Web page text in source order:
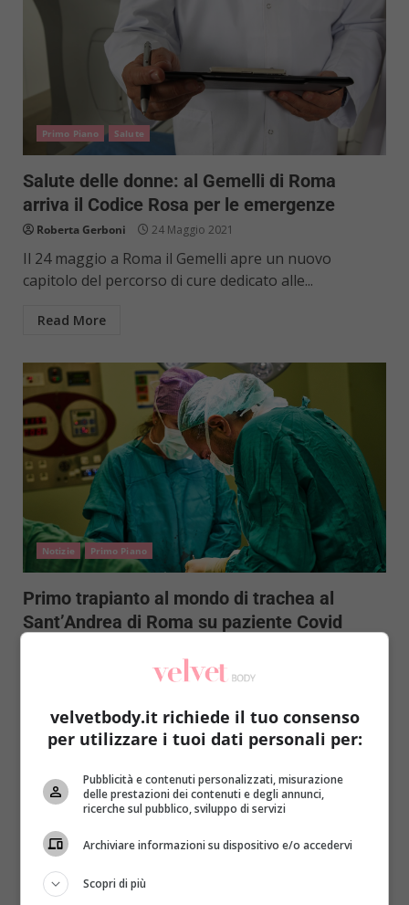
Primo Piano Salute
Salute delle donne: al Gemelli di Roma
arriva il Codice Rosa per le emergenze
Roberta Gerboni 24 Maggio 2021
Il 24 maggio a Roma il Gemelli apre un nuovo
capitolo del percorso di cure dedicato alle...
Read More
Notizie Primo Piano
Primo trapianto al mondo di trachea al
Sant’Andrea di Roma su paziente Covid
All’ospedale Sant’Andrea di Roma le mani di una
speranza e una...
velvetbody.it richiede il tuo consenso
per utilizzare i tuoi dati personali per:
Pubblicità e contenuti personalizzati, misurazione
delle prestazioni dei contenuti e degli annunci,
ricerche sul pubblico, sviluppo di servizi
Archiviare informazioni su dispositivo e/o accedervi
Scopri di più